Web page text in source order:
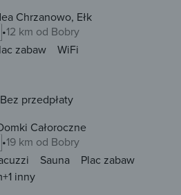
Chrzanowo, Ełk
12 km od Bobry
zabaw
WiFi
Bez przedpłaty
Całoroczne
19 km od Bobry
Sauna
Plac zabaw
+1 inny